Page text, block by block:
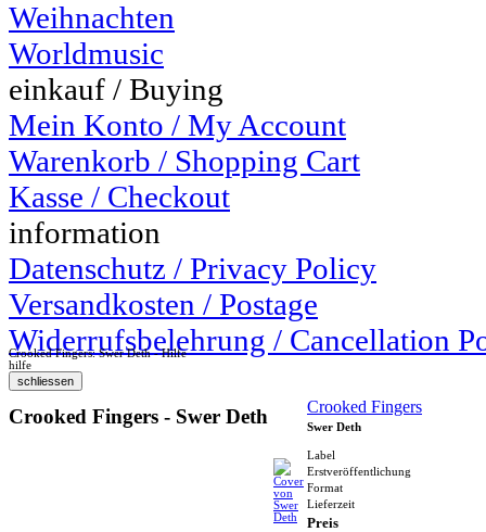
Weihnachten
Worldmusic
einkauf / Buying
Mein Konto / My Account
Warenkorb / Shopping Cart
Kasse / Checkout
information
Datenschutz / Privacy Policy
Versandkosten / Postage
Widerrufsbelehrung / Cancellation
Crooked Fingers: Swer Deth - Hilfe
hilfe
Crooked Fingers - Swer Deth Crooked Fingers
Swer Deth
Label
Erstveröffentlichung
Format
Lieferzeit
Preis